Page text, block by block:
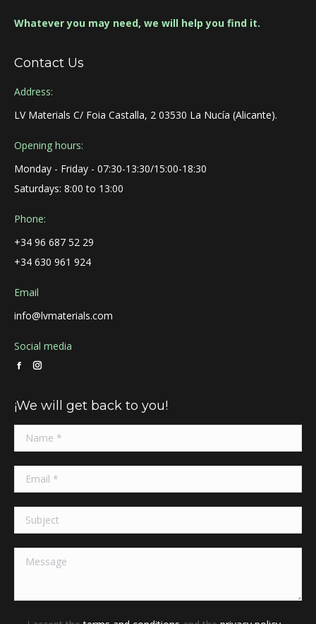
Whatever you may need, we will help you find it.
Contact Us
Address:
LV Materials C/ Foia Castalla, 2 03530 La Nucía (Alicante).
Opening hours:
Monday - Friday - 07:30-13:30/15:00-18:30
Saturdays: 8:00 to 13:00
Phone:
+34 96 687 52 29
+34 630 961 924
Email
info@lvmaterials.com
Social media
Facebook
opens
in
new
window
Instagram
opens
in
new
window
¡We will get back to you!